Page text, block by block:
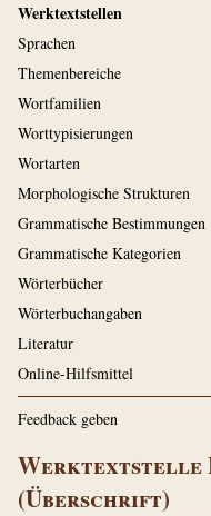
Werktextstellen
Sprachen
Themenbereiche
Wortfamilien
Worttypisierungen
Wortarten
Morphologische Strukturen
Grammatische Bestimmungen
Grammatische Kategorien
Wörterbücher
Wörterbuchangaben
Literatur
Online-Hilfsmittel
Feedback geben
Werktextstelle
(Überschrift)